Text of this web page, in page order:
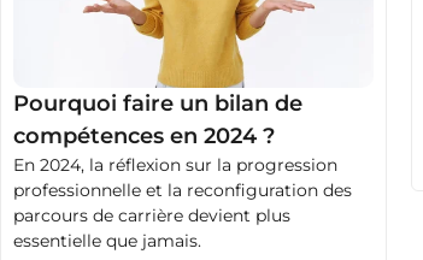
Pourquoi faire un bilan de
compétences en 2024 ?
En 2024, la réflexion sur la progression
professionnelle et la reconfiguration des
parcours de carrière devient plus
essentielle que jamais.